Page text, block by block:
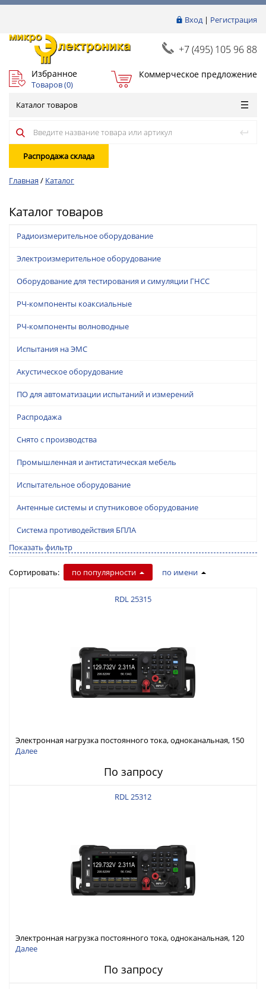
Вход| Регистрация
+7 (495) 105 96 88
Избранное
Товаров (0)
Коммерческое предложение
Каталог товаров
Распродажа склада
Главная / Каталог
Каталог товаров
Радиоизмерительное оборудование
Электроизмерительное оборудование
Оборудование для тестирования и симуляции ГНСС
РЧ-компоненты коаксиальные
РЧ-компоненты волноводные
Испытания на ЭМС
Акустическое оборудование
ПО для автоматизации испытаний и измерений
Распродажа
Снято с производства
Промышленная и антистатическая мебель
Испытательное оборудование
Антенные системы и спутниковое оборудование
Система противодействия БПЛА
Показать фильтр
Сортировать: по популярности по имени
RDL 25315
Электронная нагрузка постоянного тока, одноканальная, 150
В, 30 А, 300 Вт
Далее
По запросу
RDL 25312
Электронная нагрузка постоянного тока, одноканальная, 120
В, 60 А, 300 Вт
Далее
По запросу